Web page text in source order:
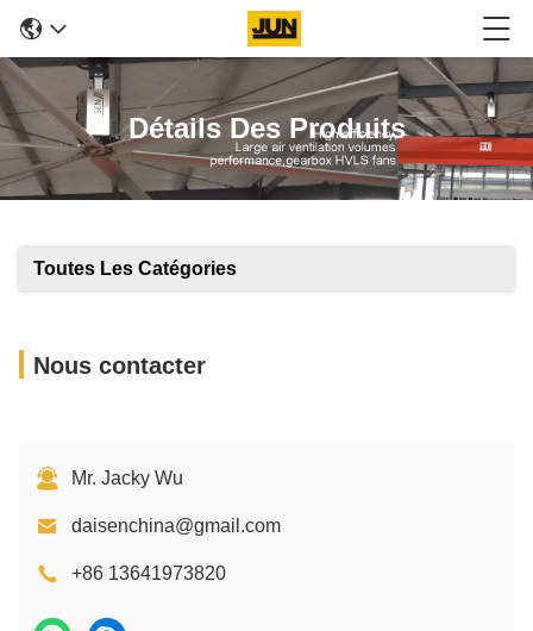
Détails Des Produits
Toutes Les Catégories
Nous contacter
Mr. Jacky Wu
daisenchina@gmail.com
+86 13641973820